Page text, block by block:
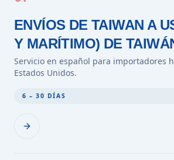
ENVÍOS DE TAIWAN A
Y MARÍTIMO) DE
Servicio en español para importadores
Estados Unidos.
6 – 30 DÍAS